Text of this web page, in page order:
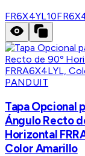
FR6X4YL10
PANDUIT
Tapa Opcional
Ángulo Recto
Horizontal
Color Amarillo